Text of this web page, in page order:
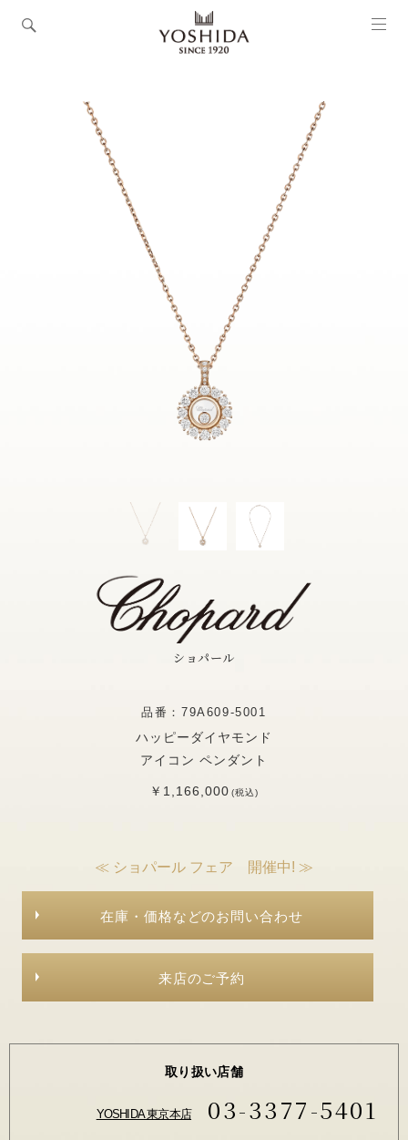
ショパール
品番：79A609-5001
ハッピーダイヤモンド
アイコン ペンダント
￥1,166,000(税込)
≪ ショパール フェア 開催中! ≫
在庫・価格などのお問い合わせ
来店のご予約
取り扱い店舗
YOSHIDA 東京本店 03-3377-5401